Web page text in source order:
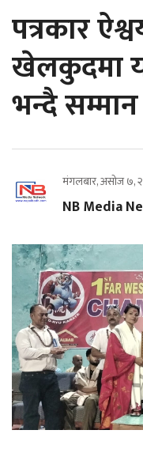
पत्रकार
खेलकुदमा
भन्दै सम्मान
मंगलबार, असोज ७,
NB Media